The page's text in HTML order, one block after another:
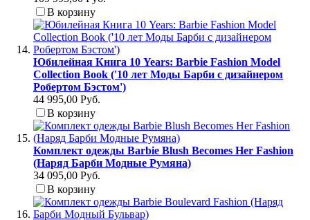
В корзину
Юбилейная Книга 10 Years: Barbie Fashion Model
Collection Book ('10 лет Моды Барби с дизайнером
Робертом Бэстом')
44 995,00 Руб.
В корзину
Комплект одежды Barbie Blush Becomes Her Fashion
(Наряд Барби Модные Румяна)
34 095,00 Руб.
В корзину